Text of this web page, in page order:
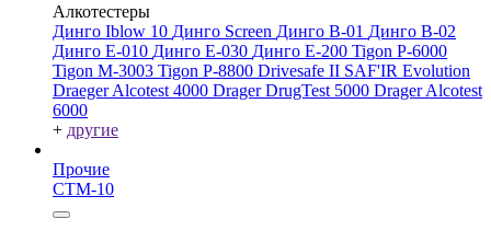
Алкотестеры
Динго Iblow 10 Динго Screen Динго В-01 Динго В-02
Динго Е-010 Динго Е-030 Динго Е-200 Tigon P-6000
Tigon M-3003 Tigon P-8800 Drivesafe II SAF'IR Evolution
Draeger Alcotest 4000 Drager DrugTest 5000 Drager Alcotest
6000
+ другие
Прочие
СТМ-10